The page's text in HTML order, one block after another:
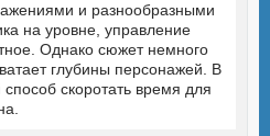
и разнообразными
на уровне, управление
Однако сюжет немного
глубины персонажей. В
скоротать время для